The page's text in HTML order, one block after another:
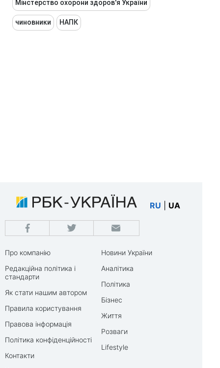
Мінстерство охорони здоров'я України
чиновники НАПК
RU UA
Про компанію
Редакційна політика і
стандарти
Як стати нашим автором
Правила користування
Правова інформація
Політика конфіденційності
Контакти
Новини України
Аналітика
Політика
Бізнес
Життя
Розваги
Lifestyle